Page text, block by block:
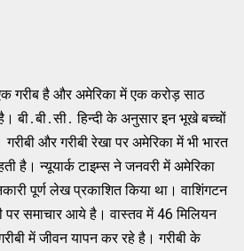
गरीब है और अमेरिका में एक करोड़ साठ
बी․बी․सी․ हिन्‍दी के अनुसार इन भूखे बच्‍चों
और गरीबी रेखा पर अमेरिका में भी भारत
है। न्‍यूयार्क टाइम्‍स ने जनवरी में अमेरिका
पूर्ण लेख प्रकाशित किया था। वाशिंगटन
पर समाचार आये है। वास्‍तव में 46 मिलियन
में जीवन यापन कर रहे है। गरीबी के